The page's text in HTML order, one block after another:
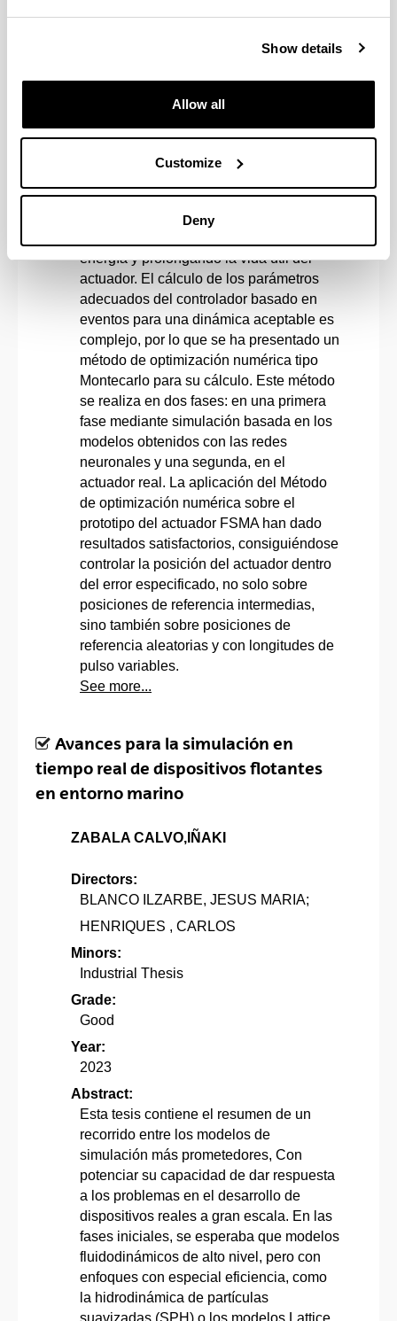
Show details
Allow all
Customize
Deny
neuronales artificiales implementado con
aplicación de alto nivel Keras. El sistema
sistema bajo control y solo actuar sobre
él cuando se cumplen una serie de
programador. Esto reduce
sustancialmente el número de acciones
energía y prolongando la vida útil del
actuador. El cálculo de los parámetros
adecuados del controlador basado en
eventos para una dinámica aceptable es
complejo, por lo que se ha presentado un
método de optimización numérica tipo
Montecarlo para su cálculo. Este método
se realiza en dos fases: en una primera
fase mediante simulación basada en los
modelos obtenidos con las redes
neuronales y una segunda, en el
actuador real. La aplicación del Método
de optimización numérica sobre el
prototipo del actuador FSMA han dado
resultados satisfactorios, consiguiéndose
controlar la posición del actuador dentro
del error especificado, no solo sobre
posiciones de referencia intermedias,
sino también sobre posiciones de
referencia aleatorias y con longitudes de
pulso variables.
See more...
Avances para la simulación en
tiempo real de dispositivos flotantes
en entorno marino
ZABALA CALVO,IÑAKI
Directors:
BLANCO ILZARBE, JESUS MARIA;
HENRIQUES , CARLOS
Minors:
Industrial Thesis
Grade:
Good
Year:
2023
Abstract:
Esta tesis contiene el resumen de un
recorrido entre los modelos de
simulación más prometedores, Con
potenciar su capacidad de dar respuesta
a los problemas en el desarrollo de
dispositivos reales a gran escala. En las
fases iniciales, se esperaba que modelos
fluidodinámicos de alto nivel, pero con
enfoques con especial eficiencia, como
la hidrodinámica de partículas
suavizadas (SPH) o los modelos Lattice